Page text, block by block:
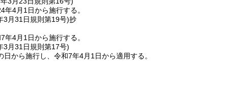
年4月1日から施行する。
3月31日規則第19号)抄
年4月1日から施行する。
3月31日規則第17号)
日から施行し、令和7年4月1日から適用する。